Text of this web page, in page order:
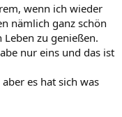
wenn ich wieder
nämlich ganz schön
zu genießen.
nur eins und das ist
es hat sich was